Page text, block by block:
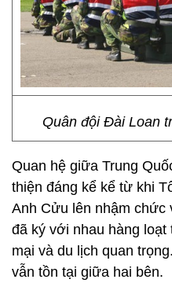
Quân đội Đài Loan
Quan hệ giữa Trung
thiện đáng kể kể từ khi
Anh Cửu lên nhậm chức
đã ký với nhau hàng
mại và du lịch quan
vẫn tồn tại giữa hai bên.